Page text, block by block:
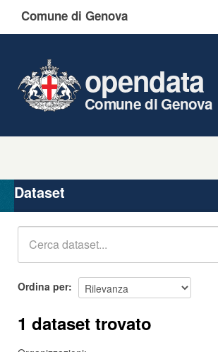
Comune di Genova
opendata
Comune di Genova
Organizzazioni
Gruppi
Dataset
Ordina per
1 dataset trovato